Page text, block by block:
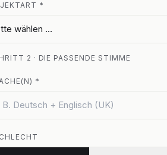
*
2 · DIE PASSENDE STIMME
*